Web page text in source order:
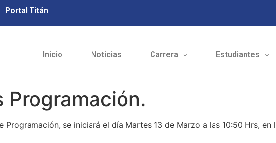
Portal Titán
Inicio Noticias Carrera Estudiantes
Programación.
Programación, se iniciará el día Martes 13 de Marzo a las 10:50 Hrs,